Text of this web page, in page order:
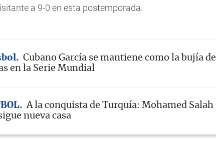
a 9-0 en esta postemporada.
Cubano García se mantiene como la bujía de
en la Serie Mundial
A la conquista de Turquía: Mohamed Salah
nueva casa